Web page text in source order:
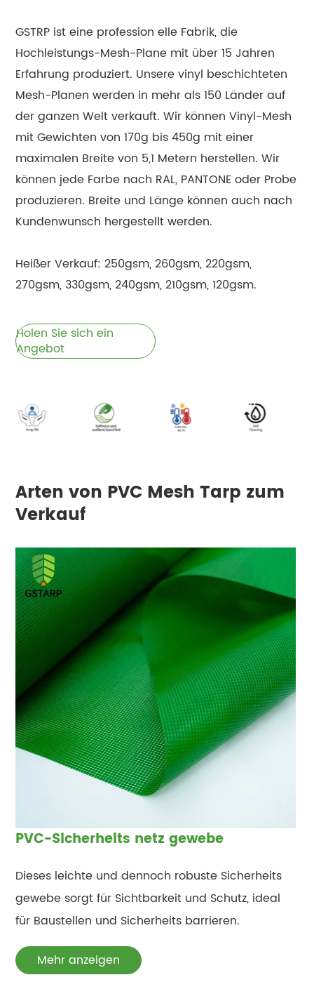
GSTRP ist eine profession elle Fabrik, die
Hochleistungs-Mesh-Plane mit über 15 Jahren
Erfahrung produziert. Unsere vinyl beschichteten
Mesh-Planen werden in mehr als 150 Länder auf
der ganzen Welt verkauft. Wir können Vinyl-Mesh
mit Gewichten von 170g bis 450g mit einer
maximalen Breite von 5,1 Metern herstellen. Wir
können jede Farbe nach RAL, PANTONE oder Probe
produzieren. Breite und Länge können auch nach
Kundenwunsch hergestellt werden.
Heißer Verkauf: 250gsm, 260gsm, 220gsm,
270gsm, 330gsm, 240gsm, 210gsm, 120gsm.
Holen Sie sich ein
Angebot
Arten von PVC Mesh Tarp zum
Verkauf
PVC-Sicherheits netz gewebe
Dieses leichte und dennoch robuste Sicherheits
gewebe sorgt für Sichtbarkeit und Schutz, ideal
für Baustellen und Sicherheits barrieren.
Mehr anzeigen